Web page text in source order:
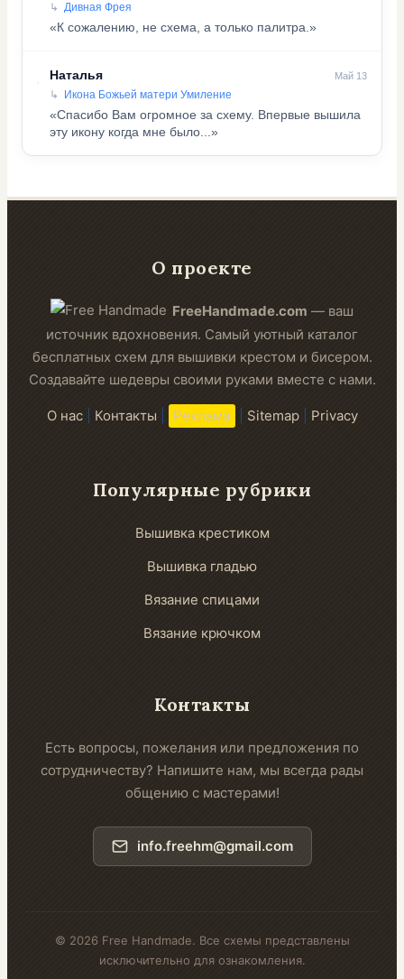
Дивная Фрея
«К сожалению, не схема, а только палитра.»
Наталья Май 13
Икона Божьей матери Умиление
«Спасибо Вам огромное за схему. Впервые вышила
эту икону когда мне было...»
О проекте
FreeHandmade.com — ваш
источник вдохновения. Самый уютный каталог
бесплатных схем для вышивки крестом и бисером.
Создавайте шедевры своими руками вместе с нами.
О нас Контакты Реклама Sitemap Privacy
Популярные рубрики
Вышивка крестиком
Вышивка гладью
Вязание спицами
Вязание крючком
Контакты
Есть вопросы, пожелания или предложения по
сотрудничеству? Напишите нам, мы всегда рады
общению с мастерами!
info.freehm@gmail.com
© 2026 Free Handmade. Все схемы представлены
исключительно для ознакомления.